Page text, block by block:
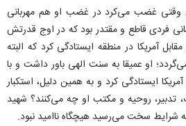
وقتی غضب می‌کرد در غضب او هم مهربانی
فردی قاطع و مقتدر بود که در اوج قدرتش
می‌کرد. او ۲۰ سال مقابل آمریکا در منطقه ایستادگی کرد که البته
او عمیقا به سنت الهی باور داشت و با
ایستادگی کرد و به همین دلیل، استکبار
تدبیر، روحیه و مکتب او چه می‌کنند؟ شهید
شرایط سخت می‌رسید هیچگاه ناامید نبود.